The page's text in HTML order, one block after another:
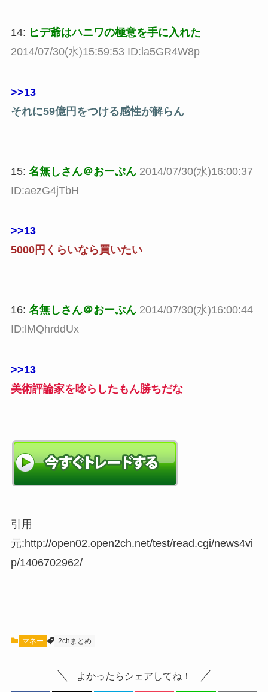
14: ヒデ爺はハニワの極意を手に入れた
2014/07/30(水)15:59:53 ID:la5GR4W8p
>>13
それに59億円をつける感性が解らん
15: 名無しさん＠おーぷん 2014/07/30(水)16:00:37
ID:aezG4jTbH
>>13
5000円くらいなら買いたい
16: 名無しさん＠おーぷん 2014/07/30(水)16:00:44
ID:lMQhrddUx
>>13
美術評論家を唸らしたもん勝ちだな
引用
元:http://open02.open2ch.net/test/read.cgi/news4vi
p/1406702962/
マネー 2chまとめ
よかったらシェアしてね！